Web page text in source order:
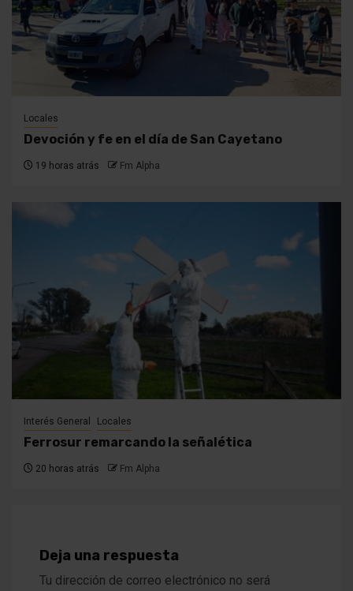
Locales
Devoción y fe en el día de San Cayetano
19 horas atrás Fm Alpha
Interés General Locales
Ferrosur remarcando la señalética
20 horas atrás Fm Alpha
Deja una respuesta
Tu dirección de correo electrónico no será